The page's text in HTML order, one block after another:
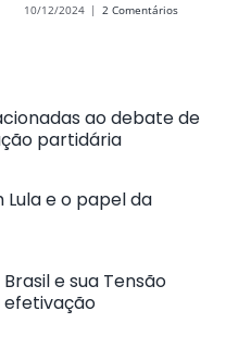
10/12/2024 | 2 Comentários
ao debate de
partidária
Lula e o papel da
e sua Tensão
efetivação